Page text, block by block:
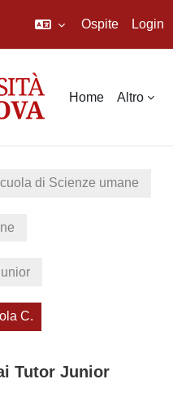
Ospite Login
Home Altro
di Scienze umane
C.
Tutor Junior